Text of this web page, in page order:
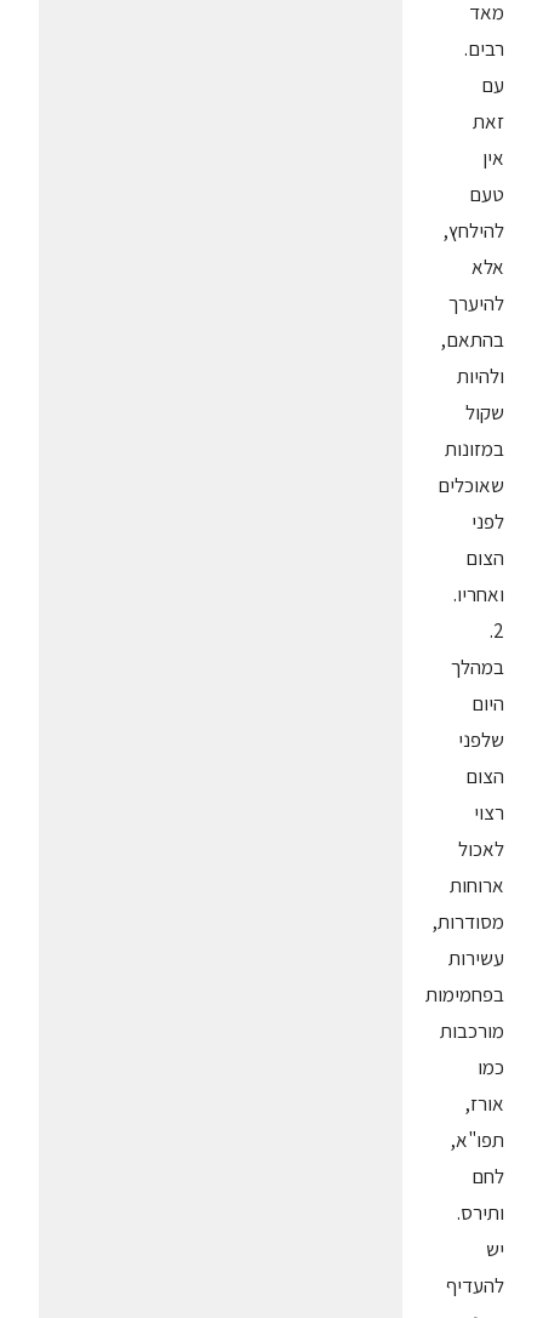
מאד
רבים.
עם
זאת
אין
טעם
להילחץ,
אלא
להיערך
בהתאם,
ולהיות
שקול
במזונות
שאוכלים
לפני
הצום
ואחריו.
2.
במהלך
היום
שלפני
הצום
רצוי
לאכול
ארוחות
מסודרות,
עשירות
בפחמימות
מורכבות
כמו
אורז,
תפו"א,
לחם
ותירס.
יש
להעדיף